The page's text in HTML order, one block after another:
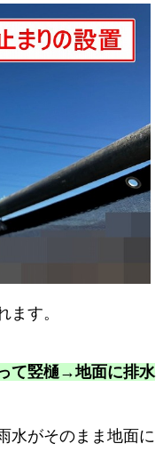
ます。
て竪樋→地面に排水
水がそのまま地面に